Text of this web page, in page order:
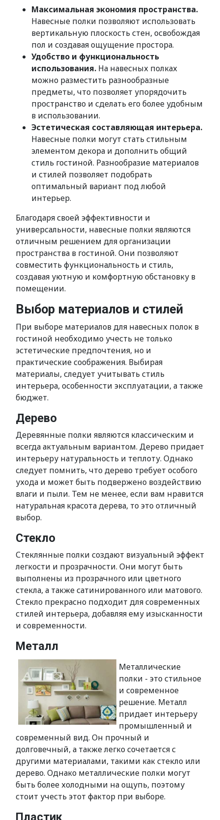
Максимальная экономия пространства.
Навесные полки позволяют использовать
вертикальную плоскость стен, освобождая
пол и создавая ощущение простора.
Удобство и функциональность
использования. На навесных полках
можно разместить разнообразные
предметы, что позволяет упорядочить
пространство и сделать его более удобным
в использовании.
Эстетическая составляющая интерьера.
Навесные полки могут стать стильным
элементом декора и дополнить общий
стиль гостиной. Разнообразие материалов
и стилей позволяет подобрать
оптимальный вариант под любой
интерьер.
Благодаря своей эффективности и
универсальности, навесные полки являются
отличным решением для организации
пространства в гостиной. Они позволяют
совместить функциональность и стиль,
создавая уютную и комфортную обстановку в
помещении.
Выбор материалов и стилей
При выборе материалов для навесных полок в
гостиной необходимо учесть не только
эстетические предпочтения, но и
практические соображения. Выбирая
материалы, следует учитывать стиль
интерьера, особенности эксплуатации, а также
бюджет.
Дерево
Деревянные полки являются классическим и
всегда актуальным вариантом. Дерево придает
интерьеру натуральность и теплоту. Однако
следует помнить, что дерево требует особого
ухода и может быть подвержено воздействию
влаги и пыли. Тем не менее, если вам нравится
натуральная красота дерева, то это отличный
выбор.
Стекло
Стеклянные полки создают визуальный эффект
легкости и прозрачности. Они могут быть
выполнены из прозрачного или цветного
стекла, а также сатинированного или матового.
Стекло прекрасно подходит для современных
стилей интерьера, добавляя ему изысканности
и современности.
Металл
Металлические
полки - это стильное
и современное
решение. Металл
придает интерьеру
промышленный и
современный вид. Он прочный и
долговечный, а также легко сочетается с
другими материалами, такими как стекло или
дерево. Однако металлические полки могут
быть более холодными на ощупь, поэтому
стоит учесть этот фактор при выборе.
Пластик